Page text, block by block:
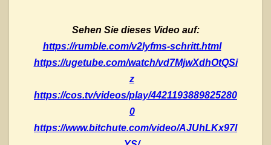
Sehen Sie dieses Video auf:
https://rumble.com/v2lyfms-schritt.html
https://ugetube.com/watch/vd7MjwXdhOtQSi
z
https://cos.tv/videos/play/4421193889825280
0
https://www.bitchute.com/video/AJUhLKx97l